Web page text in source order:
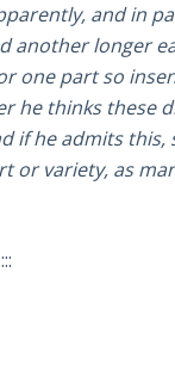
and in
another longer
one part so
he thinks these
if he admits
or variety, as